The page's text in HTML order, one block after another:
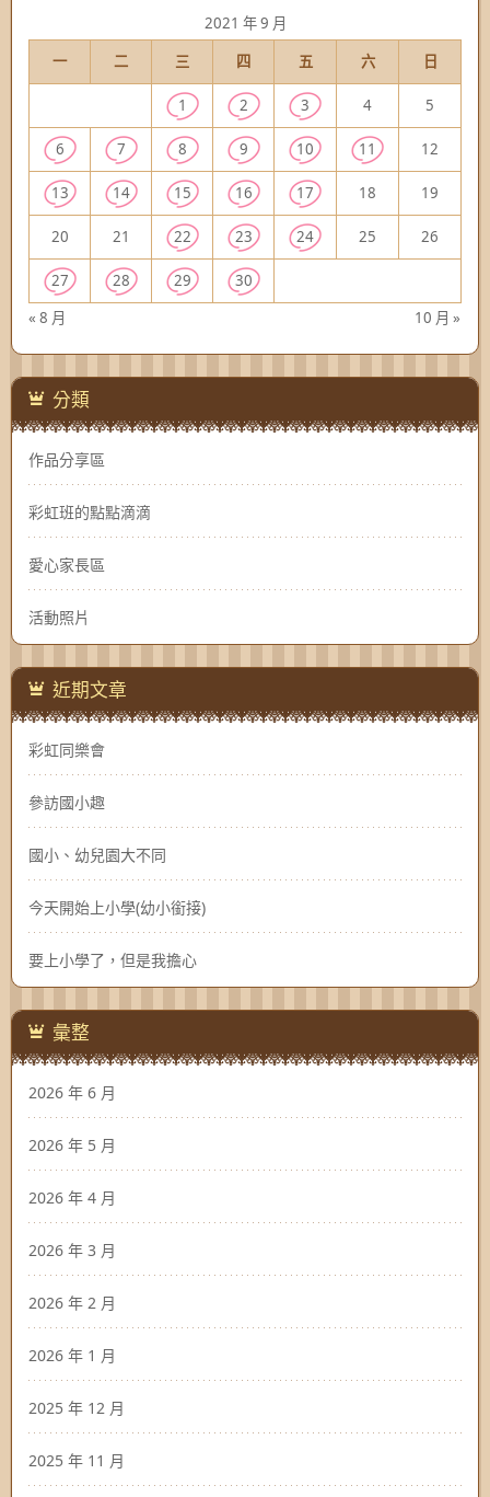
2021 年 9 月
一
二 三 四 五 六 日
« 8 月 10 月 »
1 2 3 4 5
6 7 8 9 10 11 12
13 14 15 16 17 18 19
20 21 22 23 24 25 26
27 28 29 30
分類
作品分享區
彩虹班的點點滴滴
愛心家長區
活動照片
近期文章
彩虹同樂會
參訪國小趣
國小、幼兒園大不同
今天開始上小學(幼小銜接)
要上小學了，但是我擔心
彙整
2026 年 6 月
2026 年 5 月
2026 年 4 月
2026 年 3 月
2026 年 2 月
2026 年 1 月
2025 年 12 月
2025 年 11 月